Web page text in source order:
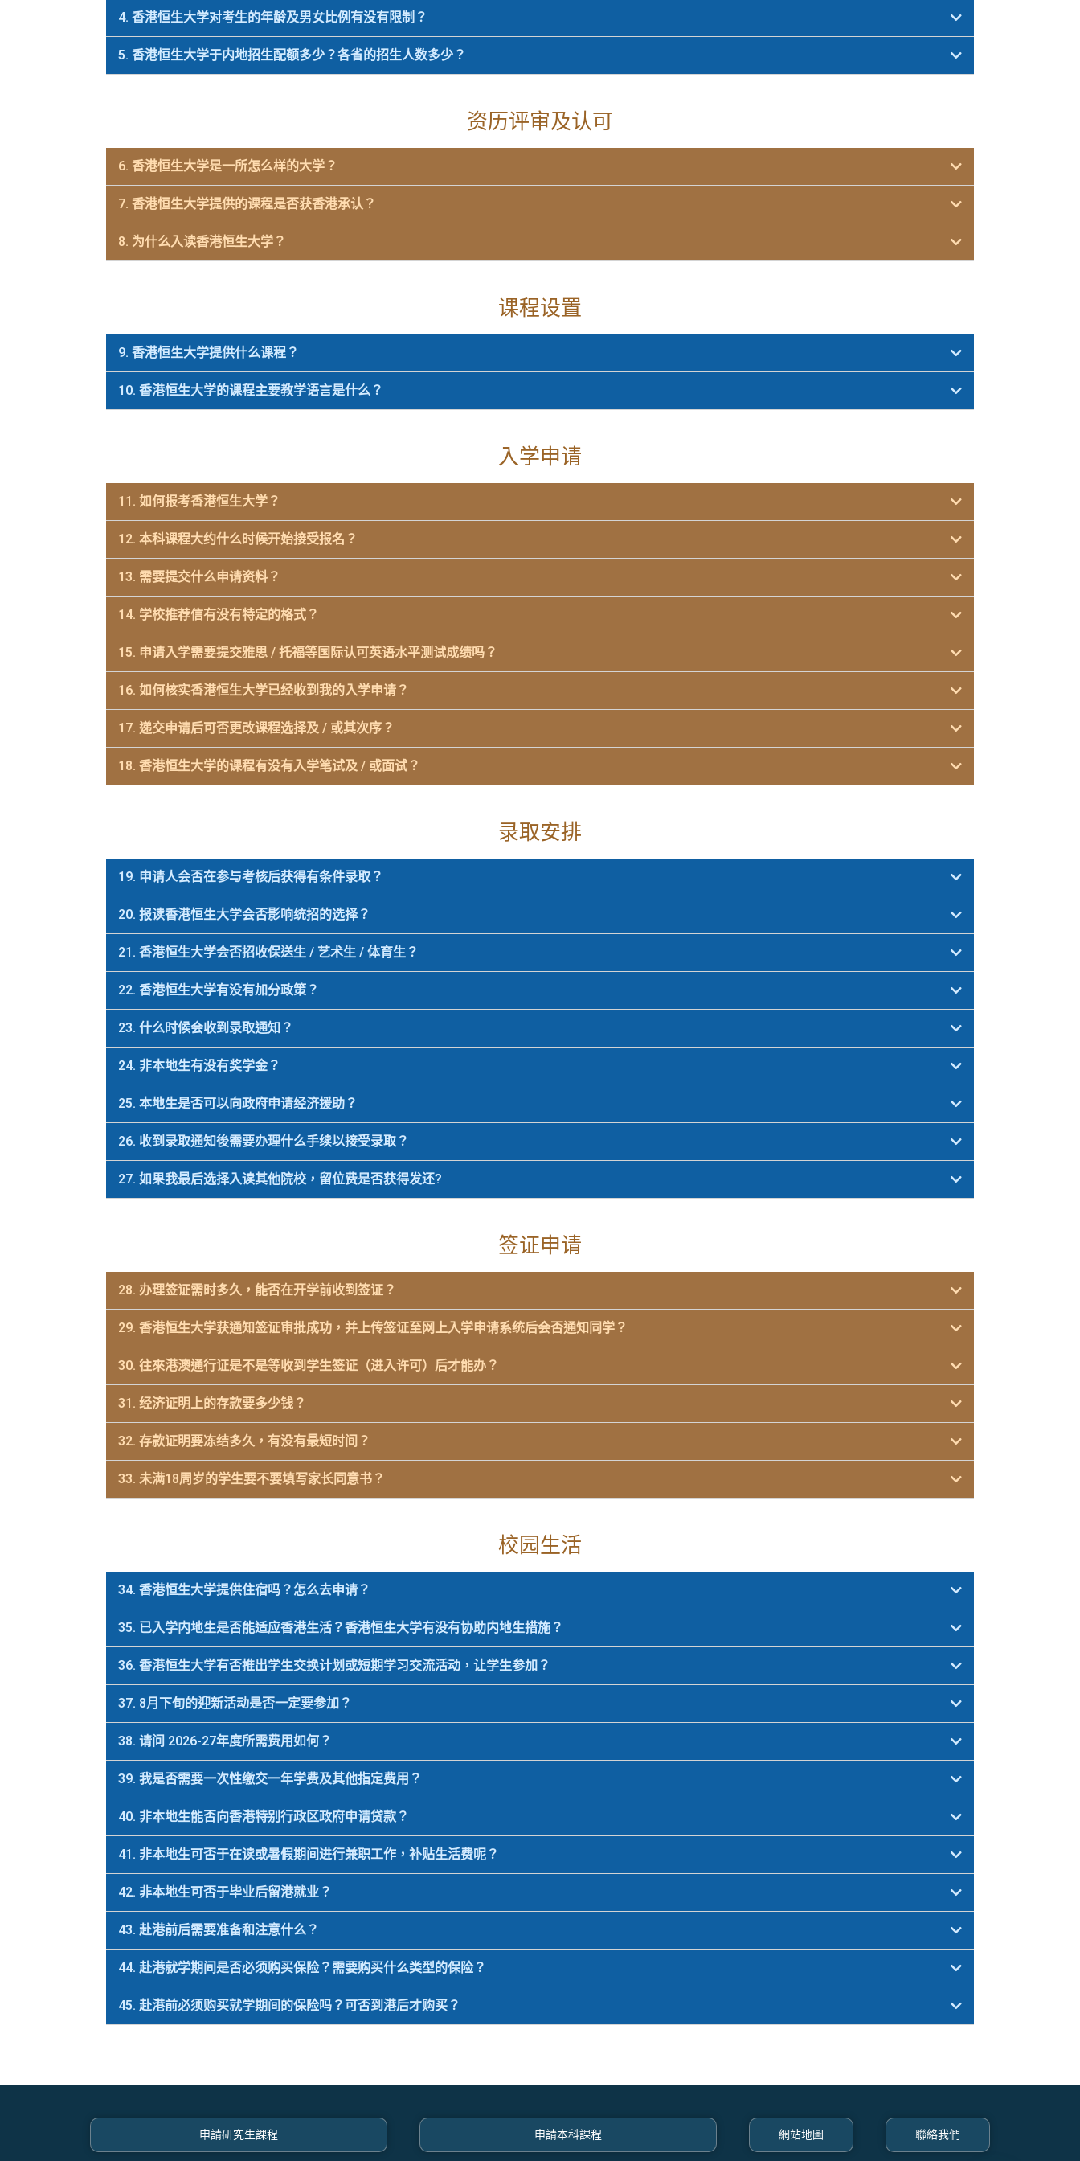
4. 香港恒生大学对考生的年龄及男女比例有没有限制？
5. 香港恒生大学于内地招生配额多少？各省的招生人数多少？
资历评审及认可
6. 香港恒生大学是一所怎么样的大学？
7. 香港恒生大学提供的课程是否获香港承认？
8. 为什么入读香港恒生大学？
课程设置
9. 香港恒生大学提供什么课程？
10. 香港恒生大学的课程主要教学语言是什么？
入学申请
11. 如何报考香港恒生大学？
12. 本科课程大约什么时候开始接受报名？
13. 需要提交什么申请资料？
14. 学校推荐信有没有特定的格式？
15. 申请入学需要提交雅思 / 托福等国际认可英语水平测试成绩吗？
16. 如何核实香港恒生大学已经收到我的入学申请？
17. 递交申请后可否更改课程选择及 / 或其次序？
18. 香港恒生大学的课程有没有入学笔试及 / 或面试？
录取安排
19. 申请人会否在参与考核后获得有条件录取？
20. 报读香港恒生大学会否影响统招的选择？
21. 香港恒生大学会否招收保送生 / 艺术生 / 体育生？
22. 香港恒生大学有没有加分政策？
23. 什么时候会收到录取通知？
24. 非本地生有没有奖学金？
25. 本地生是否可以向政府申请经济援助？
26. 收到录取通知後需要办理什么手续以接受录取？
27. 如果我最后选择入读其他院校，留位费是否获得发还?
签证申请
28. 办理签证需时多久，能否在开学前收到签证？
29. 香港恒生大学获通知签证审批成功，并上传签证至网上入学申请系统后会否通知同学？
30. 往來港澳通行证是不是等收到学生签证（进入许可）后才能办？
31. 经济证明上的存款要多少钱？
32. 存款证明要冻结多久，有没有最短时间？
33. 未满18周岁的学生要不要填写家长同意书？
校园生活
34. 香港恒生大学提供住宿吗？怎么去申请？
35. 已入学内地生是否能适应香港生活？香港恒生大学有没有协助内地生措施？
36. 香港恒生大学有否推出学生交换计划或短期学习交流活动，让学生参加？
37. 8月下旬的迎新活动是否一定要参加？
38. 请问 2026-27年度所需费用如何？
39. 我是否需要一次性缴交一年学费及其他指定费用？
40. 非本地生能否向香港特别行政区政府申请贷款？
41. 非本地生可否于在读或暑假期间进行兼职工作，补贴生活费呢？
42. 非本地生可否于毕业后留港就业？
43. 赴港前后需要准备和注意什么？
44. 赴港就学期间是否必须购买保险？需要购买什么类型的保险？
45. 赴港前必须购买就学期间的保险吗？可否到港后才购买？
申請研究生課程 申請本科課程 網站地圖 聯絡我們